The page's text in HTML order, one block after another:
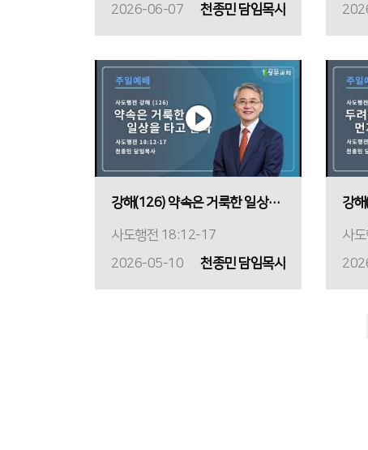
2026-06-07
천종민 담임목사
강해(126) 약속은 거룩한 일상을 타고 온다
사도행전 18:12-17
2026-05-10
천종민 담임목사
사